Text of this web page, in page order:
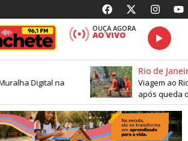
OUÇA AGORA
AO VIVO
Digital na
Rio de Janeiro
Viagem ao Rio
após queda